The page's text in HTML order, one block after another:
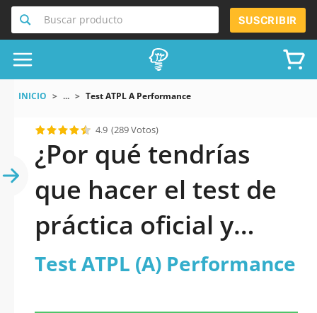
Buscar producto SUSCRIBIR
INICIO ... Test ATPL A Performance
4.9 (289 Votos)
¿Por qué tendrías
que hacer el test de
práctica oficial y
actualizado de Test
Test ATPL (A) Performance